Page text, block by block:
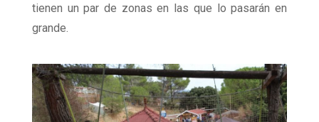
tienen un par de zonas en las que lo pasarán en
grande.